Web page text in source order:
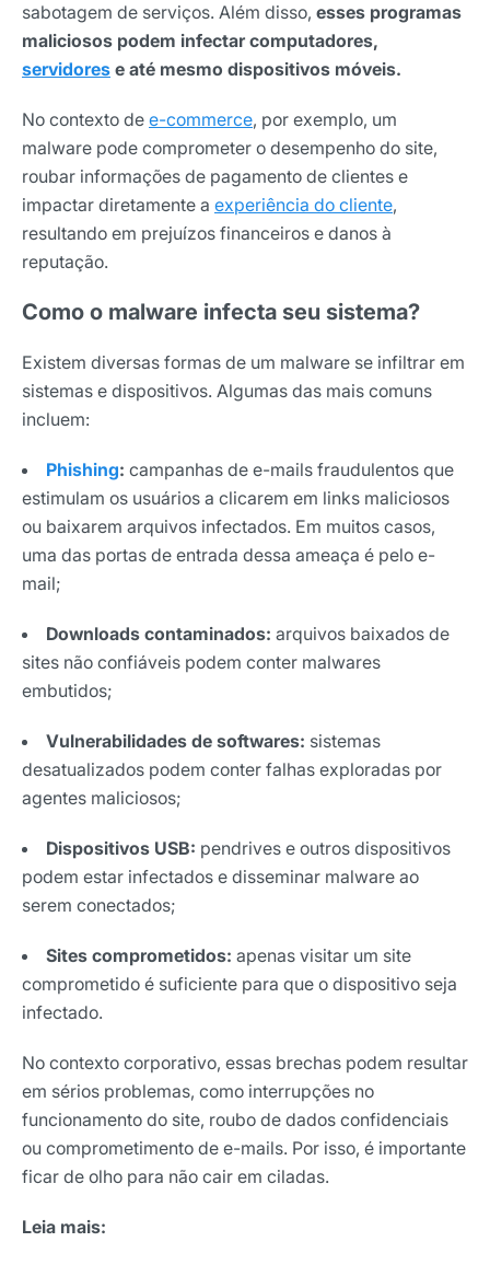
sabotagem de serviços. Além disso, esses programas
maliciosos podem infectar computadores,
servidores e até mesmo dispositivos móveis.
No contexto de e-commerce, por exemplo, um
malware pode comprometer o desempenho do site,
roubar informações de pagamento de clientes e
impactar diretamente a experiência do cliente,
resultando em prejuízos financeiros e danos à
reputação.
Como o malware infecta seu sistema?
Existem diversas formas de um malware se infiltrar em
sistemas e dispositivos. Algumas das mais comuns
incluem:
Phishing: campanhas de e-mails fraudulentos que
estimulam os usuários a clicarem em links maliciosos
ou baixarem arquivos infectados. Em muitos casos,
uma das portas de entrada dessa ameaça é pelo e-
mail;
Downloads contaminados: arquivos baixados de
sites não confiáveis podem conter malwares
embutidos;
Vulnerabilidades de softwares: sistemas
desatualizados podem conter falhas exploradas por
agentes maliciosos;
Dispositivos USB: pendrives e outros dispositivos
podem estar infectados e disseminar malware ao
serem conectados;
Sites comprometidos: apenas visitar um site
comprometido é suficiente para que o dispositivo seja
infectado.
No contexto corporativo, essas brechas podem resultar
em sérios problemas, como interrupções no
funcionamento do site, roubo de dados confidenciais
ou comprometimento de e-mails. Por isso, é importante
ficar de olho para não cair em ciladas.
Leia mais: